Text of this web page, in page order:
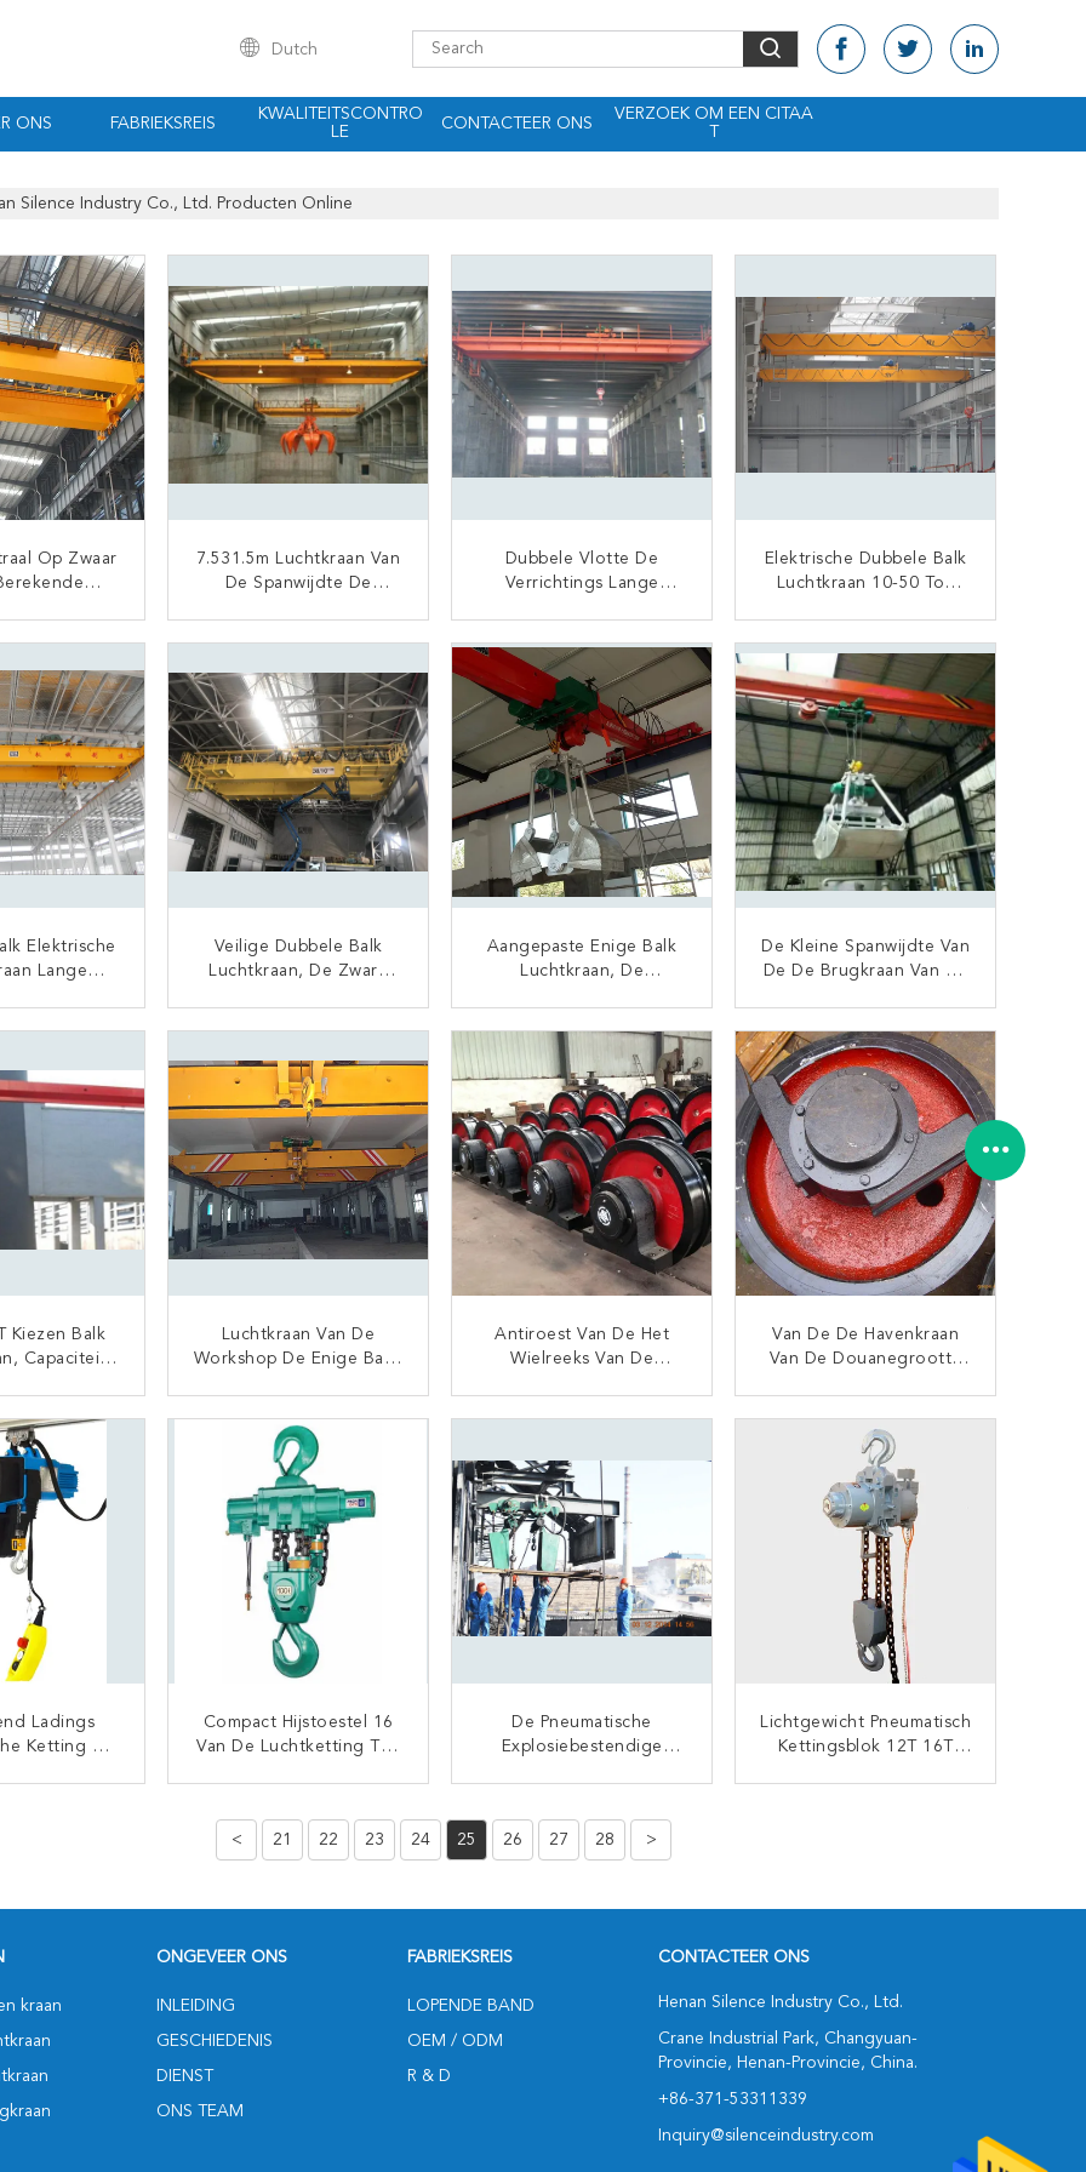
Dutch
ONS FABRIEKSREIS
KWALITEITSCONTRO
LE
CONTACTEER ONS
VERZOEK OM EEN CITAA
Silence Industry Co., Ltd. Producten Online
Op Zwaar
NU
7.531.5m Luchtkraan Van
De Spanwijdte De
Straalbrug
CONTACT NU
Dubbele Vlotte De
Verrichtings Lange
30T
CONTACT NU
Elektrische Dubbele Balk
Luchtkraan 10-50 Ton
CONTACT NU
Elektrische
Lange
NU
Veilige Dubbele Balk
Luchtkraan, De Zware
CONTACT NU
Aangepaste Enige Balk
Luchtkraan, De
CONTACT NU
De Kleine Spanwijdte Van
De De Brugkraan Van De
Afstandsbediening
CONTACT NU
Kiezen Balk
Capaciteit
Uit
NU
Luchtkraan Van De
Workshop De Enige Balk,
CONTACT NU
Antiroest Van De Het
Wielreeks Van De
CONTACT NU
Van De De Havenkraan
Van De Douanegrootte
Op Beëindigenstraal
CONTACT NU
Ladings
Ketting Hijs
Compact Hijstoestel 16
Van De Luchtketting Ton
Gemakkelijke Verrichting
De Pneumatische
Explosiebestendige
Bumperblok
Lichtgewicht Pneumatisch
Kettingsblok 12T 16T
< 21 22 23 24 25 26 27 28 >
kraan
ONGEVEER ONS
INLEIDING
GESCHIEDENIS
DIENST
ONS TEAM
FABRIEKSREIS
LOPENDE BAND
OEM / ODM
R & D
CONTACTEER ONS
Henan Silence Industry Co., Ltd.
Crane Industrial Park, Changyuan-
Provincie, Henan-Provincie, China.
+86-371-53311339
Inquiry@silenceindustry.com